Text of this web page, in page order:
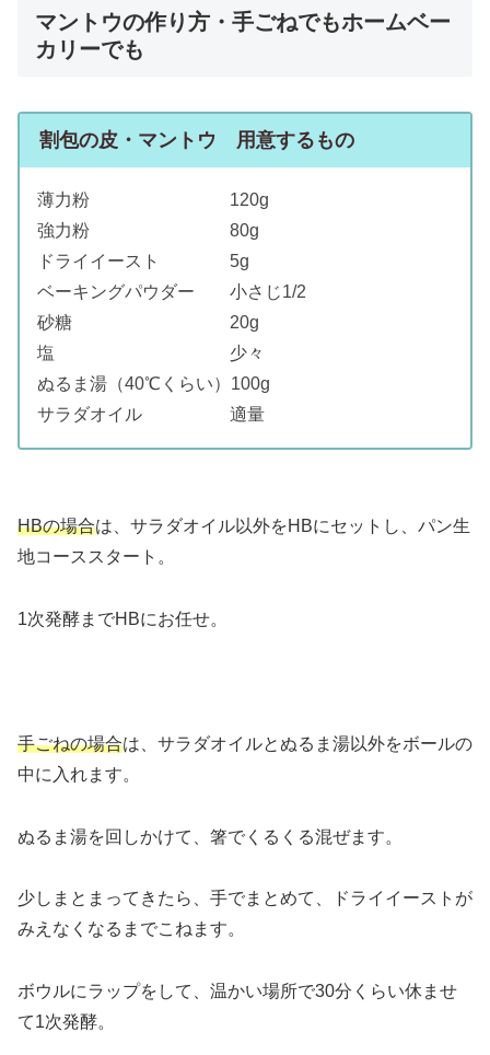
マントウの作り方・手ごねでもホームベー
カリーでも
割包の皮・マントウ 用意するもの
薄力粉 120g
強力粉 80g
ドライイースト 5g
ベーキングパウダー 小さじ1/2
砂糖 20g
塩 少々
ぬるま湯（40℃くらい）100g
サラダオイル 適量
HBの場合は、サラダオイル以外をHBにセットし、パン生
地コーススタート。
1次発酵までHBにお任せ。
手ごねの場合は、サラダオイルとぬるま湯以外をボールの
中に入れます。
ぬるま湯を回しかけて、箸でくるくる混ぜます。
少しまとまってきたら、手でまとめて、ドライイーストが
みえなくなるまでこねます。
ボウルにラップをして、温かい場所で30分くらい休ませ
て1次発酵。